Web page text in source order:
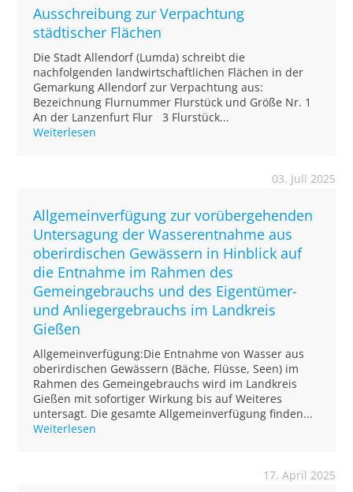
Ausschreibung zur Verpachtung
städtischer Flächen
Die Stadt Allendorf (Lumda) schreibt die
nachfolgenden landwirtschaftlichen Flächen in der
Gemarkung Allendorf zur Verpachtung aus:
Bezeichnung Flurnummer Flurstück und Größe Nr. 1
An der Lanzenfurt Flur 3 Flurstück...
Weiterlesen
03. Juli 2025
Allgemeinverfügung zur vorübergehenden
Untersagung der Wasserentnahme aus
oberirdischen Gewässern in Hinblick auf
die Entnahme im Rahmen des
Gemeingebrauchs und des Eigentümer-
und Anliegergebrauchs im Landkreis
Gießen
Allgemeinverfügung:Die Entnahme von Wasser aus
oberirdischen Gewässern (Bäche, Flüsse, Seen) im
Rahmen des Gemeingebrauchs wird im Landkreis
Gießen mit sofortiger Wirkung bis auf Weiteres
untersagt. Die gesamte Allgemeinverfügung finden...
Weiterlesen
17. April 2025